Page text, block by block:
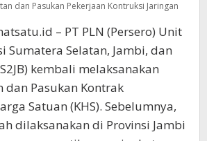
dan Pasukan Pekerjaan Kontruksi Jaringan
– PT PLN (Persero) Unit
Sumatera Selatan, Jambi, dan
kembali melaksanakan
dan Pasukan Kontrak
Satuan (KHS). Sebelumnya,
dilaksanakan di Provinsi Jambi